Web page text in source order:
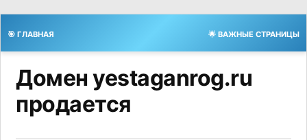
🎯 ГЛАВНАЯ 🌟 ВАЖНЫЕ СТРАНИЦЫ
Домен yestaganrog.ru
продается